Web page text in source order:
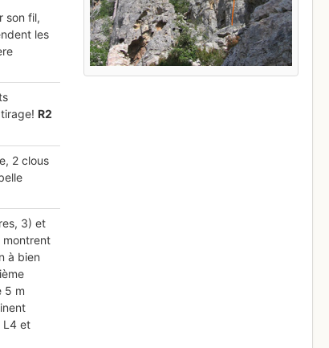
son fil,
les
R2
2 clous
3) et
montrent
à bien
5 m
L4 et